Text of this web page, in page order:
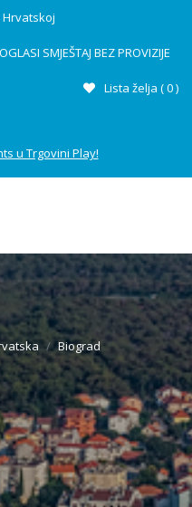
OGLASI SMJEŠTAJ BEZ PROVIZIJE
Lista želja (0)
u Trgovini Play!
Biograd